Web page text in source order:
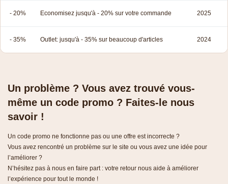
- 20% Economisez jusqu'à - 20% sur votre commande 2025
- 35% Outlet: jusqu'à - 35% sur beaucoup d'articles 2024
Un problème ? Vous avez trouvé vous-
même un code promo ? Faites-le nous
savoir !
Un code promo ne fonctionne pas ou une offre est incorrecte ?
Vous avez rencontré un problème sur le site ou vous avez une idée pour
l’améliorer ?
N’hésitez pas à nous en faire part : votre retour nous aide à améliorer
l’expérience pour tout le monde !